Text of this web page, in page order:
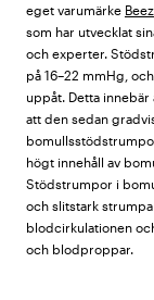
eget varumärke Beez
som har utvecklat
och experter.
på 16–22 mmHg,
uppåt. Detta
att den sedan
högt innehåll av
Stödstrumpor i
och slitstark
blodcirkulationen
och blodproppar.